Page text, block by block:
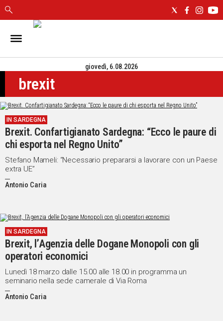
IN
CAGLIARI
SASSARI
NUORO
ORISTANO
SULCIS
GALLURA
OGLIASTRA
MEDIO
CAMPIDANO
POLITICA
IN
ITALIA
NEL
MONDO
SPORT
EVENTI
giovedì, 6.08.2026
brexit
IN SARDEGNA
Brexit. Confartigianato Sardegna: “Ecco le paure di
chi esporta nel Regno Unito”
Stefano Mameli: “Necessario prepararsi a lavorare con un Paese
extra UE”
Antonio Caria
IN SARDEGNA
Brexit, l’Agenzia delle Dogane Monopoli con gli
operatori economici
Lunedì 18 marzo dalle 15.00 alle 18.00 in programma un
seminario nella sede camerale di Via Roma
Antonio Caria